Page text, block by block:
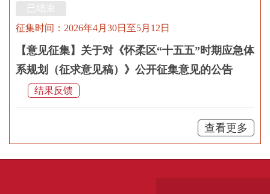
已结束
征集时间：2026年4月30日至5月12日
【意见征集】关于对《怀柔区“十五五”时期应急体
系规划（征求意见稿）》公开征集意见的公告
结果反馈
查看更多